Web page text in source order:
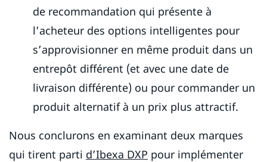
de recommandation qui présente à
l’acheteur des options intelligentes pour
s’approvisionner en même produit dans un
entrepôt différent (et avec une date de
livraison différente) ou pour commander un
produit alternatif à un prix plus attractif.
Nous conclurons en examinant deux marques
qui tirent parti d’Ibexa DXP pour implémenter